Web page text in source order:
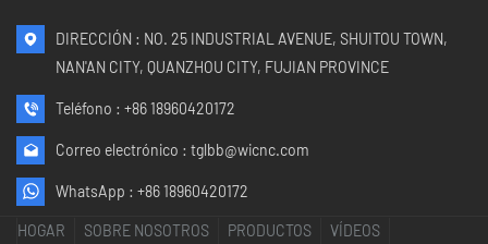
DIRECCIÓN : NO. 25 INDUSTRIAL AVENUE, SHUITOU TOWN,
NAN'AN CITY, QUANZHOU CITY, FUJIAN PROVINCE
Teléfono : +86 18960420172
Correo electrónico : tglbb@wicnc.com
WhatsApp : +86 18960420172
HOGAR SOBRE NOSOTROS PRODUCTOS VÍDEOS